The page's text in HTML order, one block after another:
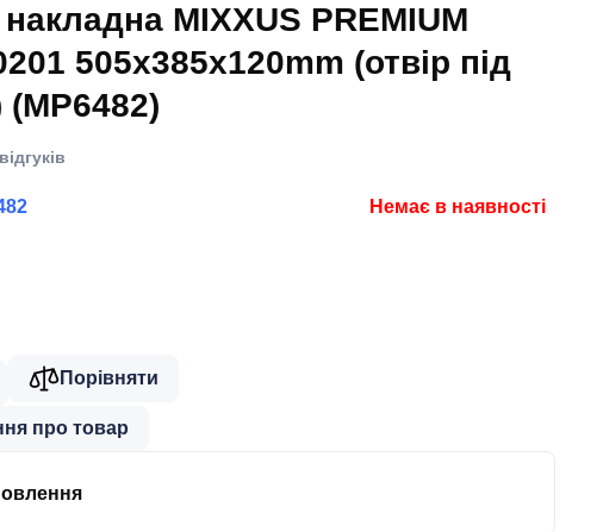
MIXXUS PREMIUM
505х385х120mm (отвір під
(MP6482)
Немає в наявності
Порівняти
про товар